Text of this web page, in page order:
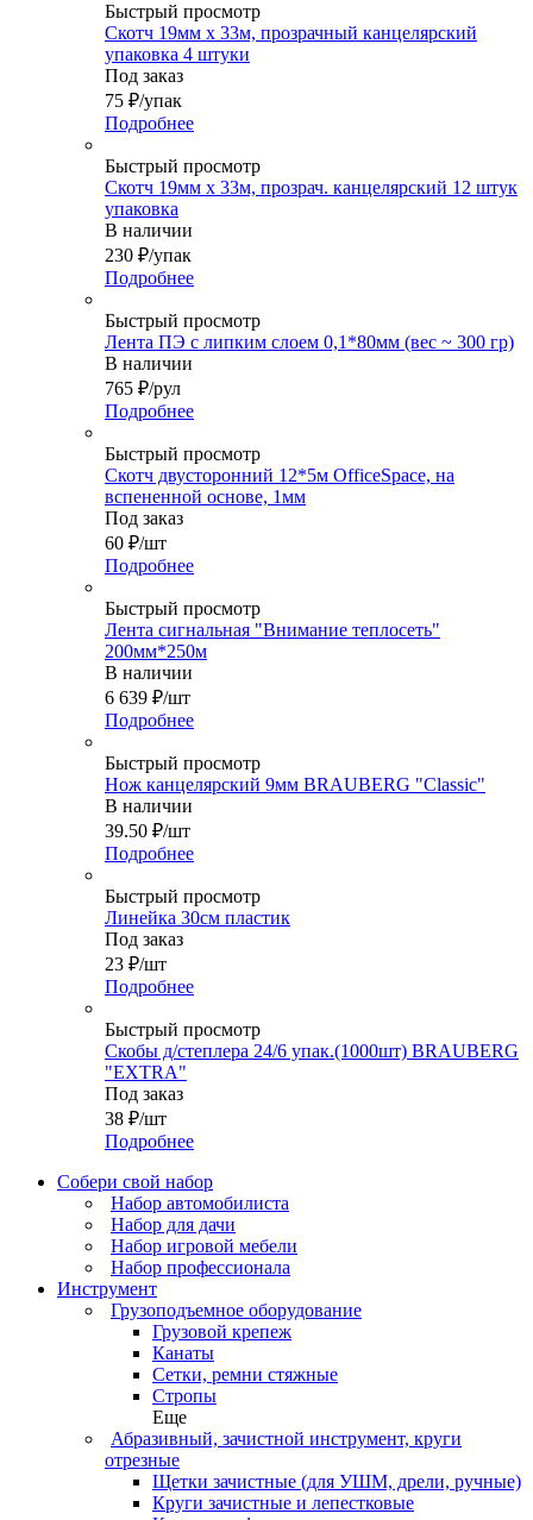
Быстрый просмотр
Скотч 19мм х 33м, прозрачный канцелярский
упаковка 4 штуки
Под заказ
75 ₽/упак
Подробнее
Быстрый просмотр
Скотч 19мм х 33м, прозрач. канцелярский 12 штук
упаковка
В наличии
230 ₽/упак
Подробнее
Быстрый просмотр
Лента ПЭ с липким слоем 0,1*80мм (вес ~ 300 гр)
В наличии
765 ₽/рул
Подробнее
Быстрый просмотр
Скотч двусторонний 12*5м OfficeSpace, на
вспененной основе, 1мм
Под заказ
60 ₽/шт
Подробнее
Быстрый просмотр
Лента сигнальная "Внимание теплосеть"
200мм*250м
В наличии
6 639 ₽/шт
Подробнее
Быстрый просмотр
Нож канцелярский 9мм BRAUBERG "Classic"
В наличии
39.50 ₽/шт
Подробнее
Быстрый просмотр
Линейка 30см пластик
Под заказ
23 ₽/шт
Подробнее
Быстрый просмотр
Скобы д/степлера 24/6 упак.(1000шт) BRAUBERG
"EXTRA"
Под заказ
38 ₽/шт
Подробнее
Собери свой набор
Набор автомобилиста
Набор для дачи
Набор игровой мебели
Набор профессионала
Инструмент
Грузоподъемное оборудование
Грузовой крепеж
Канаты
Сетки, ремни стяжные
Стропы
Еще
Абразивный, зачистной инструмент, круги
отрезные
Щетки зачистные (для УШМ, дрели, ручные)
Круги зачистные и лепестковые